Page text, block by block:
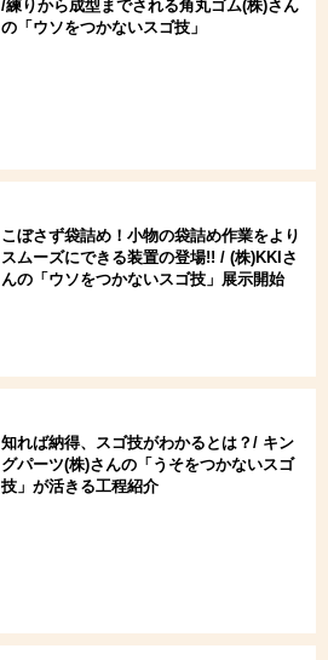
/練りから成型までされる角丸ゴム(株)さん
の「ウソをつかないスゴ技」
こぼさず袋詰め！小物の袋詰め作業をより
スムーズにできる装置の登場!! / (株)KKIさ
んの「ウソをつかないスゴ技」展示開始
知れば納得、スゴ技がわかるとは？/ キン
グパーツ(株)さんの「うそをつかないスゴ
技」が活きる工程紹介